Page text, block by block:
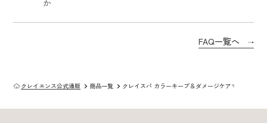
FAQ一覧へ
クレイエンス公式通販 商品一覧 クレイスパ カラーキープ＆ダメージケアマスク